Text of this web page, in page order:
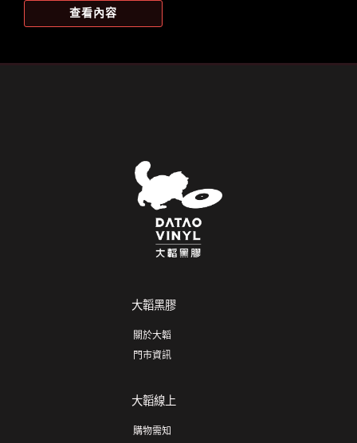
價
格：
價
格：
查看內容
大韜黑膠
關於大韜
門市資訊
大韜線上
購物需知